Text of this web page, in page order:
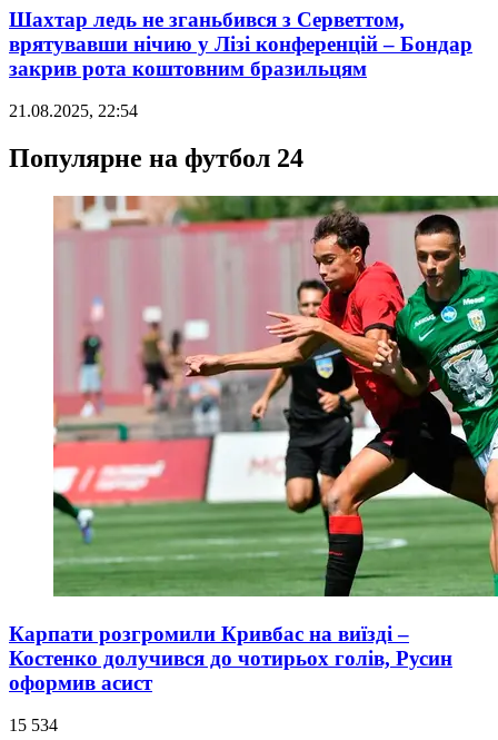
Шахтар ледь не зганьбився з Серветтом,
врятувавши нічию у Лізі конференцій – Бондар
закрив рота коштовним бразильцям
21.08.2025, 22:54
Популярне на футбол 24
Карпати розгромили Кривбас на виїзді –
Костенко долучився до чотирьох голів, Русин
оформив асист
15 534